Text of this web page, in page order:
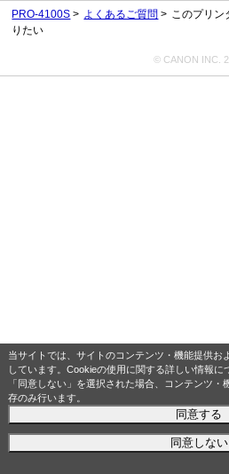
当サイトでは、サイトのコンテンツ・機能提供お
しています。Cookieの使用に関する詳しい情報に
「同意しない」を選択された場合、コンテンツ
存のみ行います。
同意する
同意しない
PRO-4100S よくあるご質問
このプリン
りたい
© CANON INC.